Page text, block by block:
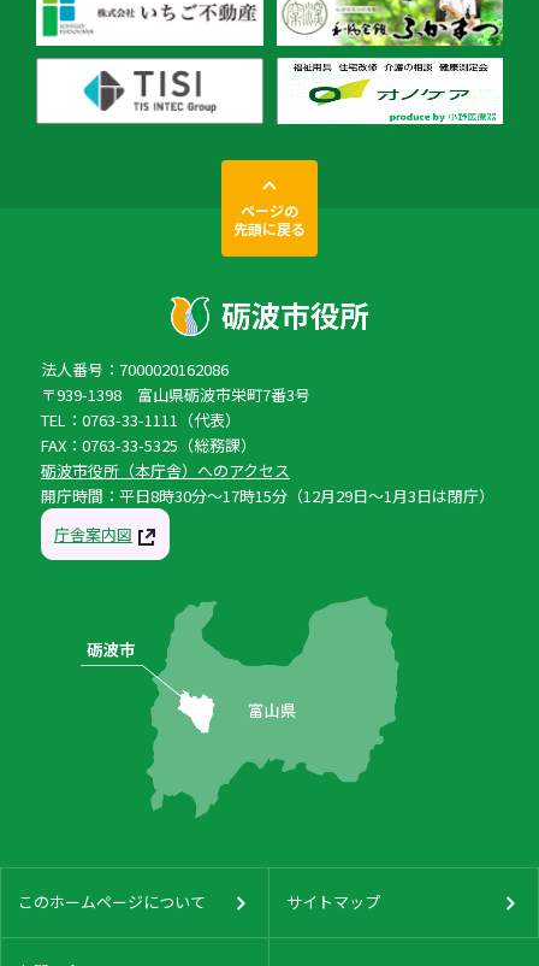
ページの
先頭に戻る
法人番号：7000020162086
〒939-1398 富山県砺波市栄町7番3号
TEL：0763-33-1111（代表）
FAX：0763-33-5325（総務課）
砺波市役所（本庁舎）へのアクセス
開庁時間：平日8時30分〜17時15分（12月29日〜1月3日は閉庁）
庁舎案内図
このホームページについて サイトマップ